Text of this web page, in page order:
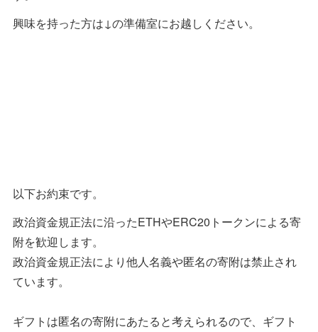
興味を持った方は↓の準備室にお越しください。
以下お約束です。
政治資金規正法に沿ったETHやERC20トークンによる寄
附を歓迎します。
政治資金規正法により他人名義や匿名の寄附は禁止され
ています。
ギフトは匿名の寄附にあたると考えられるので、ギフト